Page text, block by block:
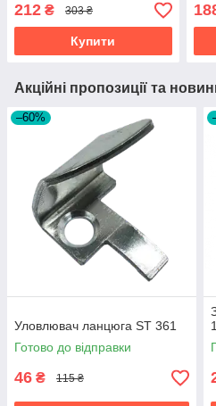
212 ₴ 303 ₴
Купити
Акційні пропозиції та
–60%
Уловлювач ланцюга ST 361
Готово до відправки
46 ₴ 115 ₴